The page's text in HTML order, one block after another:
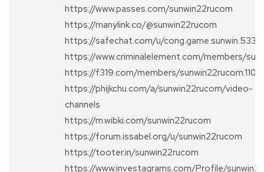
https://www.passes.com/sunwin22rucom
https://manylink.co/@sunwin22rucom
https://safechat.com/u/cong.game.sunwin.533
https://www.criminalelement.com/members/
https://f319.com/members/
https://phijkchu.com/a/sunwin22rucom/video-
channels
https://m.wibki.com/sunwin22rucom
https://forum.issabel.org/u/sunwin22rucom
https://tooter.in/sunwin22rucom
https://www.investagrams.com/Profile/